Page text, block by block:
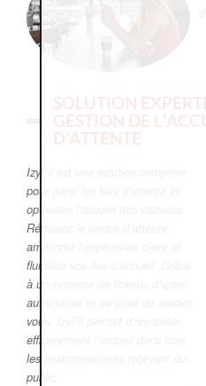
SOLUTION
GESTION DE
D’ATTENTE
IzyFil est une solution complète
pour gérer les files d’attente et
optimiser l’accueil des visiteurs.
Réduisez le temps d’attente,
améliorez l’expérience client et
fluidifiez vos flux d’accueil. Grâce
à un système de tickets, d’appel
automatisé et de prise de rendez-
vous, IzyFil permet d’organiser
efficacement l’accueil dans tous
les environnements recevant du
public.